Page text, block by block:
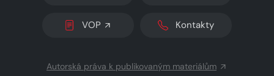
VOP Kontakty
Autorská práva k publikovaným materiálům